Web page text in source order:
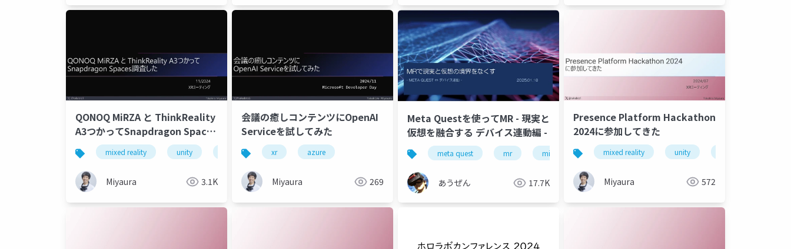
QONOQ MiRZA と ThinkReality
A3つかってSnapdragon Spaces
調査したmixed reality unity qonoq mirza
Miyaura 3.1K
会議の癒しコンテンツにOpenAI
Serviceを試してみた
xr azure
Miyaura 269
Meta Questを使ってMR - 現実と
仮想を融合する デバイス連動編 -
meta quest mr mixed reality tapo p105 ibs-th2
あうぜん 17.7K
Presence Platform Hackathon
2024に参加してきた
mixed reality unity
Miyaura 572